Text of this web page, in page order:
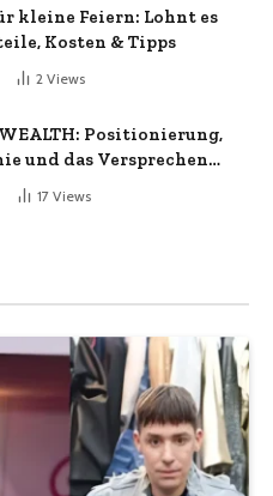
kleine Feiern: Lohnt es
Kosten & Tipps
2 Views
Positionierung,
und das Versprechen
Stabilität
17 Views